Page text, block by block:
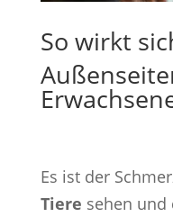
So wirkt
Es ist der
Tiere sehen und